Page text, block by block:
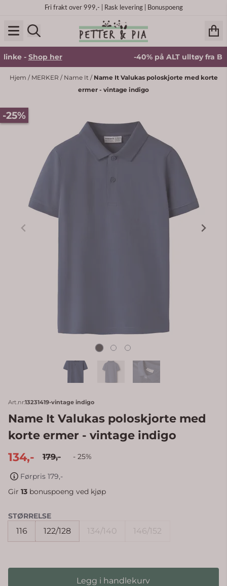
Hopp til innholdFri frakt over 999,- | Rask levering | Bonuspoeng
-Shop her -40% på ALT ulltøy fra
Hjem / MERKER / Name It / Name It Valukas poloskjorte med korte
ermer - vintage indigo
-25%
Art.nr:13231419-vintage indigo
Name It Valukas poloskjorte med
korte ermer - vintage indigo
134,-
179,- - 25%
Førpris 179,-
Gir 13 bonuspoeng ved kjøp
STØRRELSE
116 122/128 134/140 146/152
Legg i handlekurv